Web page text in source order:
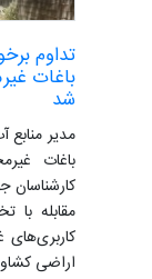
تداوم
باغات
شد
مدیر
باغات
کارشناسان
مقابله با
کاربری‌های
اراضی